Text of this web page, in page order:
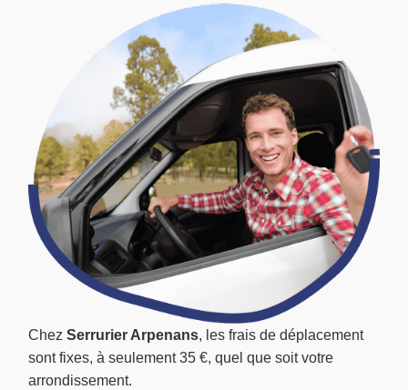
Chez Serrurier Arpenans, les frais de déplacement
sont fixes, à seulement 35 €, quel que soit votre
arrondissement.